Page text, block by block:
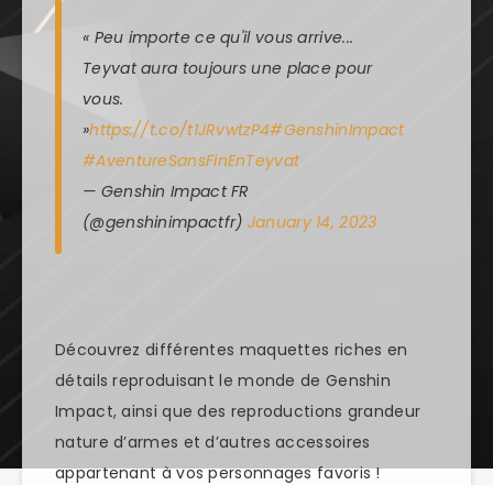
« Peu importe ce qu'il vous arrive...
Teyvat aura toujours une place pour
vous.
»https://t.co/t1JRvwtzP4#GenshinImpact
#AventureSansFinEnTeyvat
— Genshin Impact FR
(@genshinimpactfr) January 14, 2023
Découvrez différentes maquettes riches en
détails reproduisant le monde de Genshin
Impact, ainsi que des reproductions grandeur
nature d’armes et d’autres accessoires
appartenant à vos personnages favoris !